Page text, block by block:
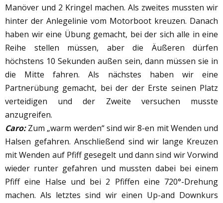
Manöver und 2 Kringel machen. Als zweites mussten wir
hinter der Anlegelinie vom Motorboot kreuzen. Danach
haben wir eine Übung gemacht, bei der sich alle in eine
Reihe stellen müssen, aber die Äußeren dürfen
höchstens 10 Sekunden außen sein, dann müssen sie in
die Mitte fahren. Als nächstes haben wir eine
Partnerübung gemacht, bei der der Erste seinen Platz
verteidigen und der Zweite versuchen musste
anzugreifen.
Caro:Zum „warm werden“ sind wir 8-en mit Wenden und
Halsen gefahren. Anschließend sind wir lange Kreuzen
mit Wenden auf Pfiff gesegelt und dann sind wir Vorwind
wieder runter gefahren und mussten dabei bei einem
Pfiff eine Halse und bei 2 Pfiffen eine 720°-Drehung
machen. Als letztes sind wir einen Up-and Downkurs